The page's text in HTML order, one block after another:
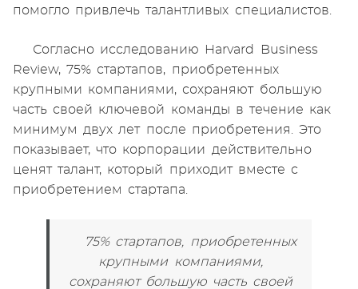
помогло привлечь талантливых специалистов.
Согласно исследованию Harvard Business
Review, 75% стартапов, приобретенных
крупными компаниями, сохраняют большую
часть своей ключевой команды в течение как
минимум двух лет после приобретения. Это
показывает, что корпорации действительно
ценят талант, который приходит вместе с
приобретением стартапа.
75% стартапов, приобретенных
крупными компаниями,
сохраняют большую часть своей